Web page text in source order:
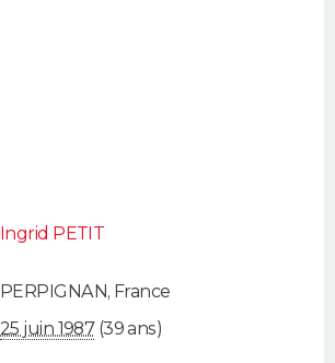
Ingrid PETIT
PERPIGNAN, France
25 juin 1987(39 ans)